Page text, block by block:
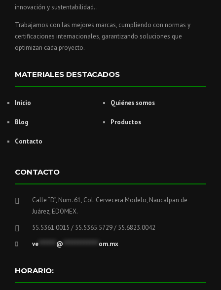
innovación y sustentabilidad. .
Trabajamos con las mejores marcas, cumpliendo con normas y
certificaciones internacionales, garantizando soluciones que
optimizan cada proyecto.
MATERIALES DESTACADOS
Inicio Quiénes somos
Blog Productos
Contacto
CONTACTO
Calle “D”, Num. 61, Col. Cervecera Modelo, Naucalpan de
Juárez, EDOMEX.
55.5361.0015 / 55.5365.5729 / 55.6823.0042
ve
@ om.mx
HORARIO: